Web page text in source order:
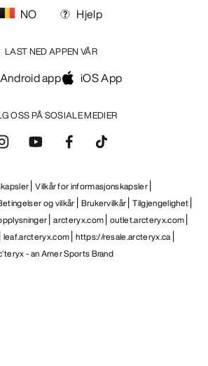
OSS PÅ SOSIALE MEDIER
NO Hjelp
LAST NED APPEN VÅR
Android app iOS App
Vilkår for informasjonskapsler
og vilkår Brukervilkår Tilgjengelighet
arcteryx.com outlet.arcteryx.com
leaf.arcteryx.com https://resale.arcteryx.ca
- an Amer Sports Brand